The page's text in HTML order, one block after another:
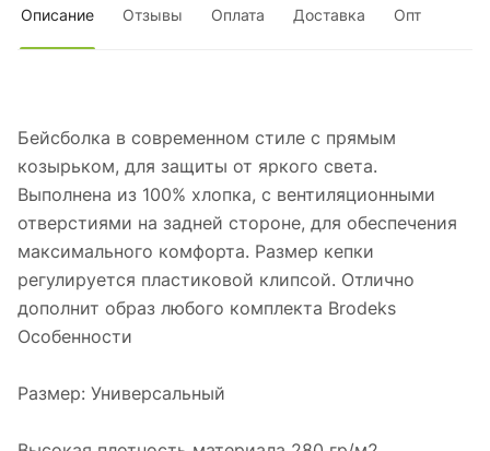
Описание Отзывы Оплата Доставка Опт
Бейсболка в современном стиле с прямым
козырьком, для защиты от яркого света.
Выполнена из 100% хлопка, с вентиляционными
отверстиями на задней стороне, для обеспечения
максимального комфорта. Размер кепки
регулируется пластиковой клипсой. Отлично
дополнит образ любого комплекта Brodeks
Особенности
Размер: Универсальный